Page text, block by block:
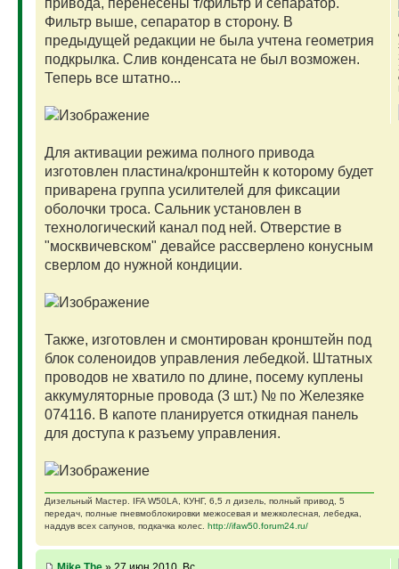
привода, перенесены т/фильтр и сепаратор.
Фильтр выше, сепаратор в сторону. В
предыдущей редакции не была учтена геометрия
подкрылка. Слив конденсата не был возможен.
Теперь все штатно...
Для активации режима полного привода
изготовлен пластина/кронштейн к которому будет
приварена группа усилителей для фиксации
оболочки троса. Сальник установлен в
технологический канал под ней. Отверстие в
"москвичевском" девайсе рассверлено конусным
сверлом до нужной кондиции.
Также, изготовлен и смонтирован кронштейн под
блок соленоидов управления лебедкой. Штатных
проводов не хватило по длине, посему куплены
аккумуляторные провода (3 шт.) № по Железяке
074116. В капоте планируется откидная панель
для доступа к разъему управления.
Дизельный Мастер. IFA W50LA, КУНГ, 6,5 л дизель, полный привод, 5
передач, полные пневмоблокировки межосевая и межколесная, лебедка,
наддув всех сапунов, подкачка колес. http://ifaw50.forum24.ru/